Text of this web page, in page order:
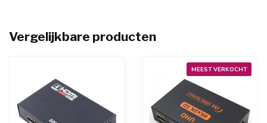
Vergelijkbare producten
MEEST VERKOCHT